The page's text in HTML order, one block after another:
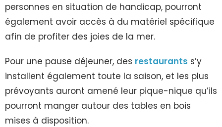
personnes en situation de handicap, pourront
également avoir accès à du matériel spécifique
afin de profiter des joies de la mer.
Pour une pause déjeuner, des restaurants s’y
installent également toute la saison, et les plus
prévoyants auront amené leur pique-nique qu’ils
pourront manger autour des tables en bois
mises à disposition.